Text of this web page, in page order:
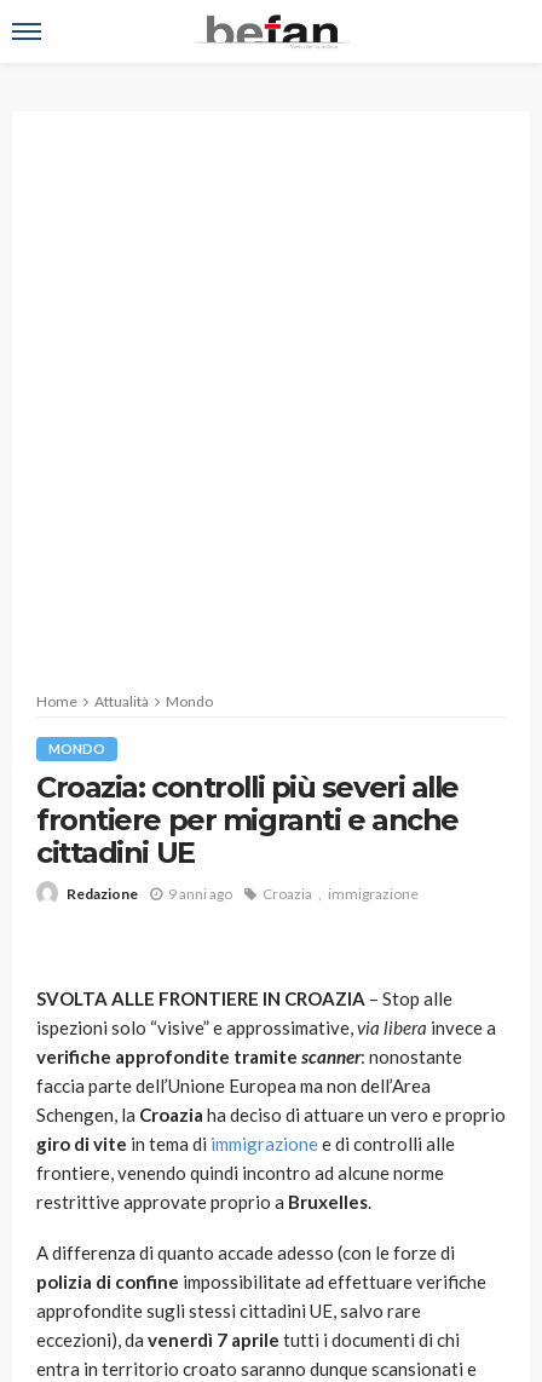
Home Attualità Mondo
MONDO
Croazia: controlli più severi alle
frontiere per migranti e anche
cittadini UE
Redazione 9 anni ago Croazia immigrazione
SVOLTA ALLE FRONTIERE IN CROAZIA – Stop alle
ispezioni solo “visive” e approssimative,via libera invece a
verifiche approfondite tramite scanner: nonostante
faccia parte dell’Unione Europea ma non dell’Area
Schengen, la Croazia ha deciso di attuare un vero e proprio
giro di vite in tema di immigrazionee di controlli alle
frontiere, venendo quindi incontro ad alcune norme
restrittive approvate proprio a Bruxelles.
A differenza di quanto accade adesso (con le forze di
polizia di confine impossibilitate ad effettuare verifiche
approfondite sugli stessi cittadini UE, salvo rare
eccezioni), da venerdì 7 aprile tutti i documenti di chi
entra in territorio croato saranno dunque scansionati e